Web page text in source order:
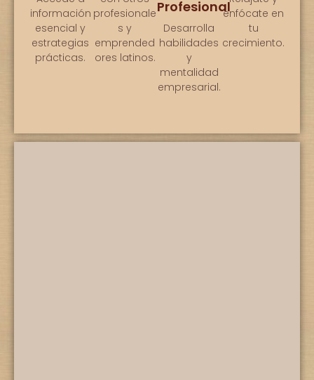
información
esencial y
estrategias
prácticas.
profesionale
s y
emprended
ores latinos.
Profesional
Desarrolla
habilidades
y
mentalidad
empresarial.
enfócate en
tu
crecimiento.